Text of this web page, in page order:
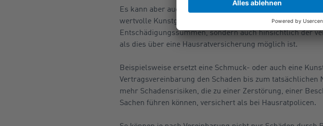
Es kann aber auch sinnvoll sein, hochpreisige
wertvolle Kunstgegenstände über spezielle Policen
Entschädigungssummen, sondern auch hinsichtlich der
als dies über eine Hausratversicherung möglich ist.
Beispielsweise ersetzt eine Schmuck- oder auch eine
Vertragsvereinbarung den Schaden bis zum
mehr Schadensrisiken, die zu einer Zerstörung, einer
Sachen führen können, versichert als bei Hausratpolicen.